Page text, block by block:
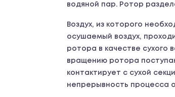
водяной пар. Ротор
Воздух, из которого
осушаемый воздух,
ротора в качестве сухого
вращению ротора
контактирует с сухой
непрерывность процесса